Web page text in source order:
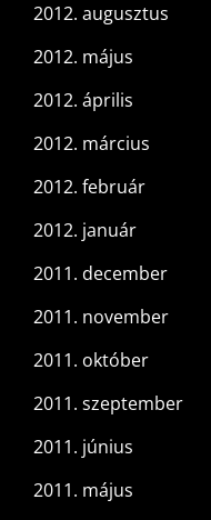
2012. augusztus
2012. május
2012. április
2012. március
2012. február
2012. január
2011. december
2011. november
2011. október
2011. szeptember
2011. június
2011. május